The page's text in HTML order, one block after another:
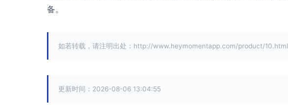
备。
如若转载，请注明出处：http://www.heymomentapp.com/product/10.html
更新时间：2026-08-06 13:04:55